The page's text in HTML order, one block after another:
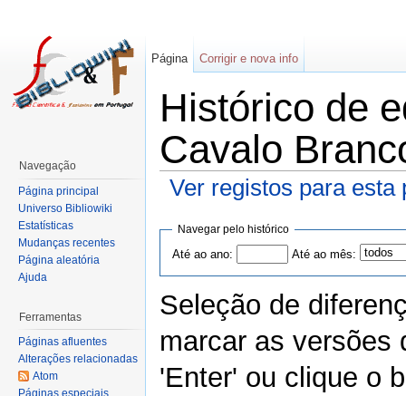
Histórico de
Cavalo
Ver registos para esta
Navegar pelo histórico
Até ao ano: Até ao mês:
Seleção de
marcar as versões
'Enter' ou clique o
Página Corrigir e nova info
Navegação
Página principal
Universo Bibliowiki
Estatísticas
Mudanças recentes
Página aleatória
Ajuda
Ferramentas
Páginas afluentes
Alterações relacionadas
Atom
Páginas especiais